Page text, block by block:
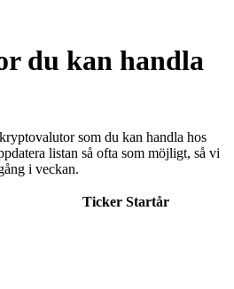
du kan handla
som du kan handla hos
listan så ofta som möjligt, så vi
i veckan.
Ticker Startår